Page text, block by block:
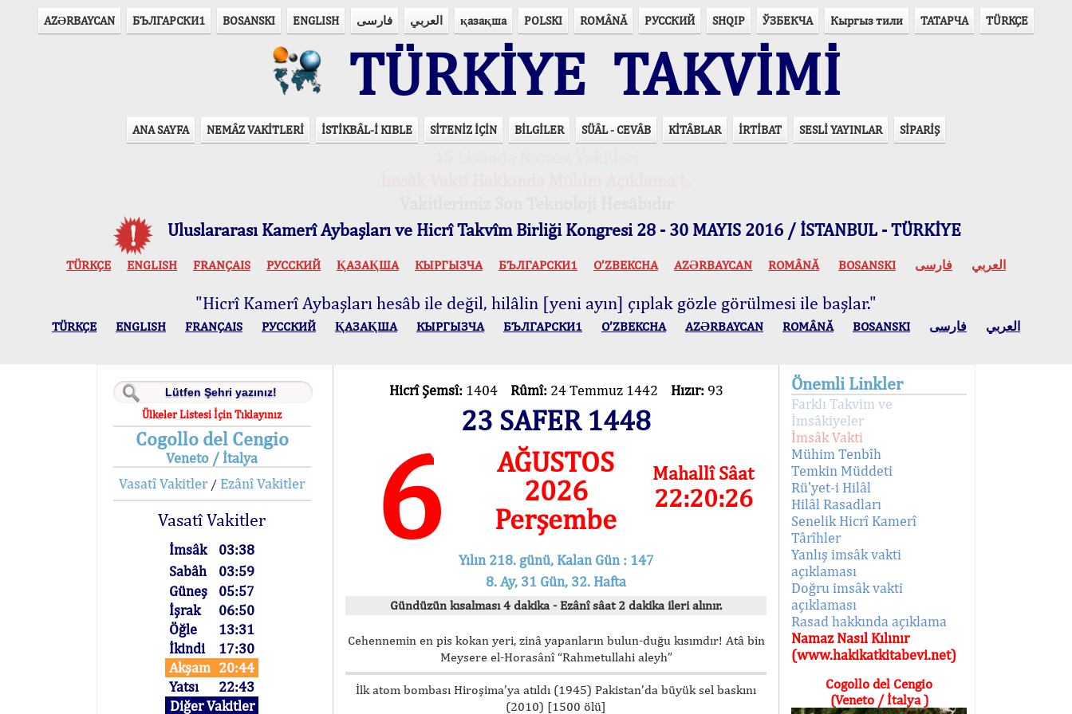
AZӘRBAYCAN БЪЛГАРСКИ1 BOSANSKI ENGLISH فارسی العربي қазақша POLSKI ROMÂNĂ РУССКИЙ SHQIP ЎЗБЕКЧА Кыргыз тили ТАТАРЧА TÜRKÇE
TÜRKİYE TAKVİMİ
ANA SAYFA NEMÂZ VAKİTLERİ İSTİKBÂL-İ KIBLE SİTENİZ İÇİN BİLGİLER SÜÂL - CEVÂB KİTÂBLAR İRTİBAT SESLİ YAYINLAR SİPARİŞ
Uluslararası Kamerî Aybaşları ve Hicrî Takvîm Birliği Kongresi 28 - 30 MAYIS 2016 / İSTANBUL - TÜRKİYE
TÜRKÇE ENGLISH FRANÇAIS РУССКИЙ ҚАЗАҚША КЫPГЫЗЧA БЪЛГАРСКИ1 O’ZBEKCHA AZӘRBAYCAN ROMÂNĂ BOSANSKI العربي فارسی
"Hicrî Kamerî Aybaşları hesâb ile değil, hilâlin [yeni ayın] çıplak gözle görülmesi ile başlar."
TÜRKÇE ENGLISH FRANÇAIS РУССКИЙ ҚАЗАҚША КЫPГЫЗЧA БЪЛГАРСКИ1 O’ZBEKCHA AZӘRBAYCAN ROMÂNĂ BOSANSKI العربي فارسی
Ülkeler Listesi İçin Tıklayınız
Cogollo del Cengio
Veneto / İtalya
Vasatî Vakitler/ Ezânî Vakitler
Vasatî Vakitler
İmsâk
03:38
Sabâh
03:59
Güneş
05:57
İşrak
06:50
Öğle
13:31
İkindi
17:30
Akşam 20:44
Yatsı
22:43
Diğer Vakitler
Hicrî Şemsî: 1404 Rûmî: 24 Temmuz 1442 Hızır: 93
23 SAFER 1448
6
AĞUSTOS
2026
Perşembe
Mahallî Sâat
22:20:26
Yılın 218. günü, Kalan Gün : 147
8. Ay, 31 Gün, 32. Hafta
Gündüzün kısalması 4 dakika - Ezânî sâat 2 dakika ileri alınır.
Cehennemin en pis kokan yeri, zinâ yapanların bulun-duğu kısımdır! Atâ bin
Meysere el-Horasânî “Rahmetullahi aleyh”
İlk atom bombası Hiroşima’ya atıldı (1945) Pakistan’da büyük sel baskını
(2010) [1500 ölü]
Önemli Linkler
Farklı Takvim ve
İmsâkiyeler
İmsâk Vakti
Mühim Tenbîh
Temkin Müddeti
Rü'yet-i Hilâl
Hilâl Rasadları
Senelik Hicrî Kamerî
Târîhler
Yanlış imsâk vakti
açıklaması
Doğru imsâk vakti
açıklaması
Rasad hakkında açıklama
Namaz Nasıl Kılınır
(www.hakikatkitabevi.net)
Cogollo del Cengio
(Veneto / İtalya )